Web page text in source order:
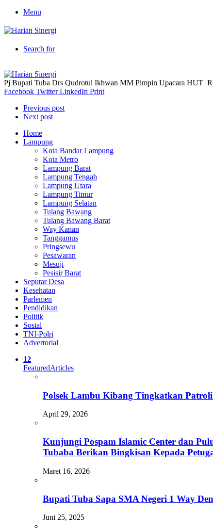
Menu
Search for
Pj Bupati Tuba Drs Qudrotul Ikhwan MM Pimpin Upacara HUT
Facebook Twitter LinkedIn Print
Previous post
Next post
Home
Lampung
Kota Bandar Lampung
Kota Metro
Lampung Barat
Lampung Tengah
Lampung Utara
Lampung Timur
Lampung Selatan
Tulang Bawang
Tulang Bawang Barat
Way Kanan
Tanggamus
Pringsewu
Pesawaran
Mesuji
Pesisir Barat
Seputar Desa
Kesehatan
Parlemen
Pendidikan
Politik
Sosial
TNI-Polri
Advertorial
12
FeaturedArticles
Polsek Lambu Kibang Tingkatkan
April 29, 2026
Kunjungi Pospam Islamic Center dan
Tubaba Berikan Bingkisan Kepada
Maret 16, 2026
Bupati Tuba Sapa SMA Negeri 1 Way
Juni 25, 2025